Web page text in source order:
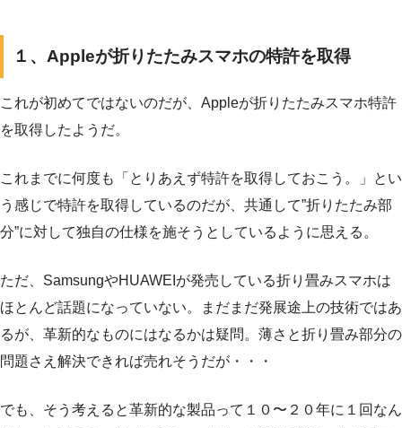
１、Appleが折りたたみスマホの特許を取得
これが初めてではないのだが、Appleが折りたたみスマホ特許
を取得したようだ。
これまでに何度も「とりあえず特許を取得しておこう。」とい
う感じで特許を取得しているのだが、共通して”折りたたみ部
分”に対して独自の仕様を施そうとしているように思える。
ただ、SamsungやHUAWEIが発売している折り畳みスマホは
ほとんど話題になっていない。まだまだ発展途上の技術ではあ
るが、革新的なものにはなるかは疑問。薄さと折り畳み部分の
問題さえ解決できれば売れそうだが・・・
でも、そう考えると革新的な製品って１０〜２０年に１回なん